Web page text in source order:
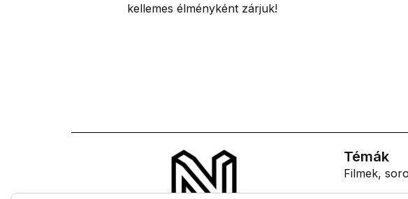
kellemes élményként zárjuk!
Témák
Filmek,